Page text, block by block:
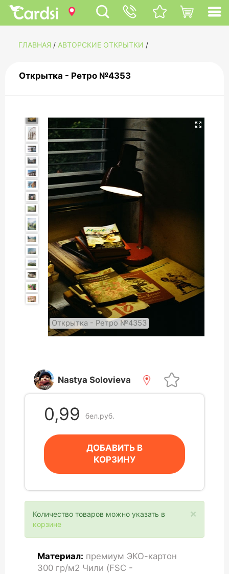
ГЛАВНАЯ / АВТОРСКИЕ ОТКРЫТКИ /
Открытка - Ретро №4353
Открытка - Ретро №4353
Nastya Solovieva
0,99 бел.руб.
ДОБАВИТЬ В
КОРЗИНУ
×
Количество товаров можно указать в
корзине
Материал: премиум ЭКО-картон
300 гр/м2 Чили (FSC -